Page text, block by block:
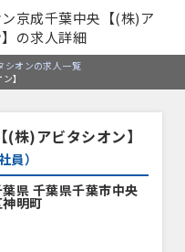
京成千葉中央【(株)ア
の求人詳細
シオンの求人一覧
】
株)アビタシオン】
員）
葉県 千葉県千葉市中央
神明町